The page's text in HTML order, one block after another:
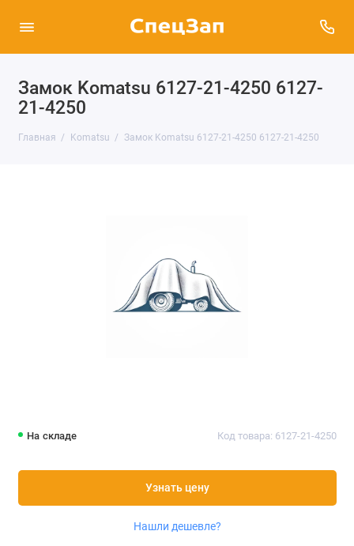
Замок Komatsu 6127-21-4250 6127-
21-4250
Главная Komatsu Замок Komatsu 6127-21-4250 6127-21-4250
На складе Код товара: 6127-21-4250
Узнать цену
Нашли дешевле?